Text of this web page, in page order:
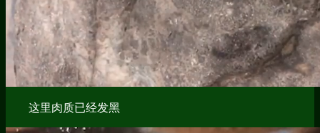
这里肉质已经发黑